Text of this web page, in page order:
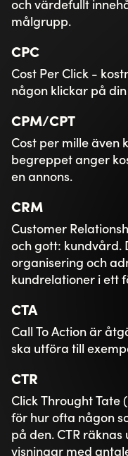
UX / User
Ett arbetssätt för
en webb, tjänst,
Att tillgodo se deras
din produkt / tjänst.
Kontakta oss
Även om det för
djungel av begrepp,
arbetar vi dagligen
tillsammans med
Hör gärna av dig till
vi kan jobba med
Bloggtips:
Vad är skillnaden
hittar du här! 👈
Läs mer
Se alla våra nyheter